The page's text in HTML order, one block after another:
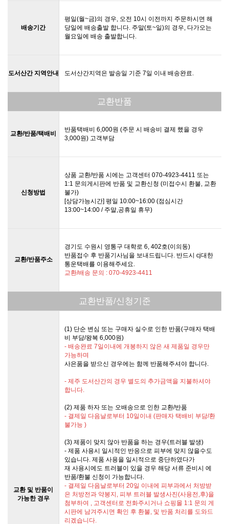
배송기간
평일(월~금)의 경우, 오전 10시 이전까지 주문하시면 해
당일에 배송출발 합니다. 주말(토~일)의 경우, 다가오는
월요일에 배송 출발합니다.
도서산간 지역안내 도서산간지역은 발송일 기준 7일 이내 배송완료.
교환반품
교환/반품/택배비
반품택배비 6,000원 (주문 시 배송비 결제 했을 경우
3,000원) 고객부담
신청방법
상품 교환/반품 시에는 고객센터 070-4923-4411 또는
1:1 문의게시판에 반품 및 교환신청 (미접수시 환불, 교환
불가)
[상담가능시간] 평일 10:00~16:00 (점심시간
13:00~14:00 / 주말,공휴일 휴무)
교환/반품주소
경기도 수원시 영통구 대학로 6, 402호(이의동)
반품접수 후 반품기사님을 보내드립니다. 반드시 cj대한
통운택배를 이용해주세요.
교환/배송 문의 : 070-4923-4411
교환반품/신청기준
교환 및 반품이
가능한 경우
(1) 단순 변심 또는 구매자 실수로 인한 반품(구매자 택배
비 부담/왕복 6,000원)
- 배송완료 7일이내에 개봉하지 않은 새 제품일 경우만
가능하며
사은품을 받으신 경우에는 함께 반품해주셔야 합니다.
- 제주 도서산간의 경우 별도의 추가금액을 지불하셔야
합니다.
(2) 제품 하자 또는 오배송으로 인한 교환/반품
- 결제일 다음날로부터 10일이내 (판매자 택배비 부담/환
불가능 )
(3) 제품이 맞지 않아 반품을 하는 경우(트러블 발생)
- 제품 사용시 일시적인 반응으로 피부에 맞지 않을수도
있습니다. 제품 사용을 일시적으로 중단하였다가
재 사용시에도 트러블이 있을 경우 해당 서류 준비시 에
반품/환불 신청이 가능합니다.
- 결제일 다음날로부터 20일 이내에 피부과에서 처방받
은 처방전과 약봉지, 피부 트러블 발생사진(사용전,후)을
첨부하여 , 고객센터로 전화주시거나 쇼핑몰 1:1 문의 게
시판에 남겨주시면 확인 후 환불, 및 반품 처리를 도와드
리겠습니다.